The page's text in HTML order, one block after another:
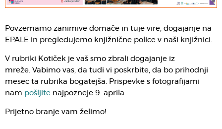
Povzemamo zanimive domače in tuje vire, dogajanje na
EPALE in pregledujemo knjižnične police v naši knjižnici.
V rubriki Kotiček je vaš smo zbrali dogajanje iz
mreže. Vabimo vas, da tudi vi poskrbite, da bo prihodnji
mesec ta rubrika bogatejša. Prispevke s fotografijami
nam pošljite najpozneje 9. aprila.
Prijetno branje vam želimo!